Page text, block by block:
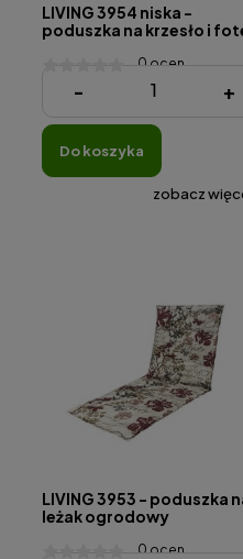
LIVING 3954 niska -
poduszka na krzesło i
0 ocen
97,65 zł
- +
do koszyka
zobacz
LIVING 3953 - poduszka
leżak ogrodowy
0 ocen